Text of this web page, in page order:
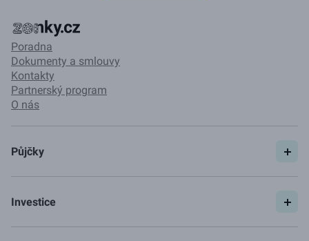
Poradna
Dokumenty a smlouvy
Kontakty
Partnerský program
O nás
Půjčky
Pojištění
Investice